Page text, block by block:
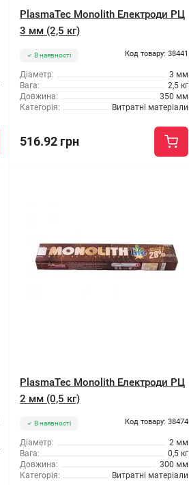
PlasmaTec Monolith Електроди РЦ
3 мм (2,5 кг)
В наявності Код товару: 38441
Діаметр:
3 мм
Вага:
2,5 кг
Довжина:
350 мм
Категорія:
Витратні матеріали
516.92 грн
PlasmaTec Monolith Електроди РЦ
2 мм (0,5 кг)
В наявності Код товару: 38474
Діаметр:
2 мм
Вага:
0,5 кг
Довжина:
300 мм
Категорія:
Витратні матеріали